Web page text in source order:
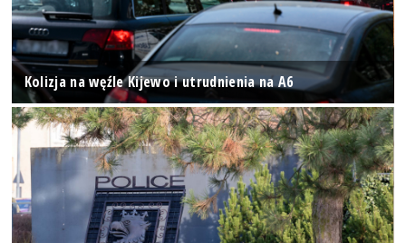
Kolizja na węźle Kijewo i utrudnienia na A6